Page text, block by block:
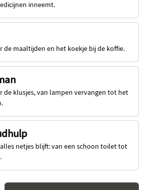
inneemt.
de maaltijden en het koekje bij de koffie.
de klusjes, van lampen vervangen tot het
netjes blijft: van een schoon toilet tot